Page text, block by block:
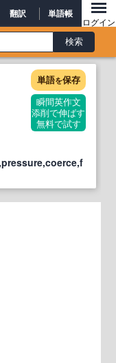
翻訳 単語帳
ログイン
単語を保存
瞬間英作文
添削で伸ばす
無料で試す